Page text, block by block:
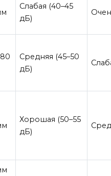
Слабая (40–45
дБ)
Средняя (45–50
дБ)
Хорошая (50–55
дБ)